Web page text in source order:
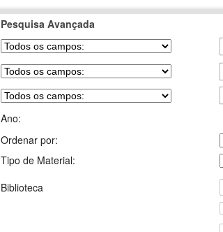
Pesquisa Avançada
Ano:
Ordenar por:
Tipo de Material:
Biblioteca